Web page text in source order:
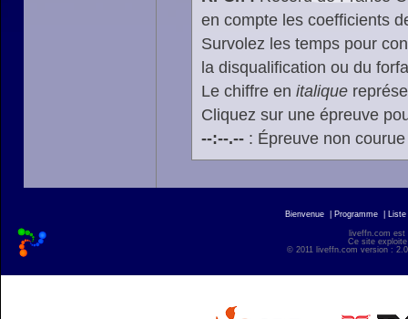
en compte les coefficients
Survolez les temps pour
la disqualification ou du
Le chiffre en italique
Cliquez sur une épreuve
--:--.--: Épreuve non
Bienvenue Programme
liveffn.com est
Ce site
© 2011 liveffn.com version :